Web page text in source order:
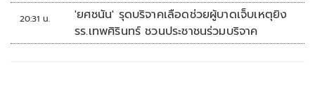
20:31 น.
'ยศชนัน' รุดบริจาคเลือดช่วยผู้บาดเจ็บเหตุยิง
รร.เทพศิรินทร์ ชวนประชาชนร่วมบริจาค